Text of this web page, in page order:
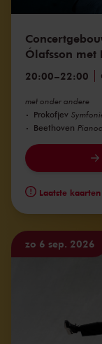
Ólafsson met
20:00–22:00
met onder andere
Prokofjev
Beethoven
Laatste kaarten
zo 6 sep. 2026